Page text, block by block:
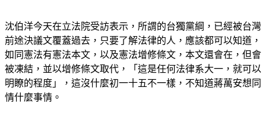
沈伯洋今天在立法院受訪表示，所謂的台獨黨綱，已經被台灣
前途決議文覆蓋過去，只要了解法律的人，應該都可以知道，
如同憲法有憲法本文，以及憲法增修條文，本文還會在，但會
被凍結，並以增修條文取代，「這是任何法律系大一，就可以
明瞭的程度」，這沒什麼初一十五不一樣，不知道蔣萬安想同
情什麼事情。